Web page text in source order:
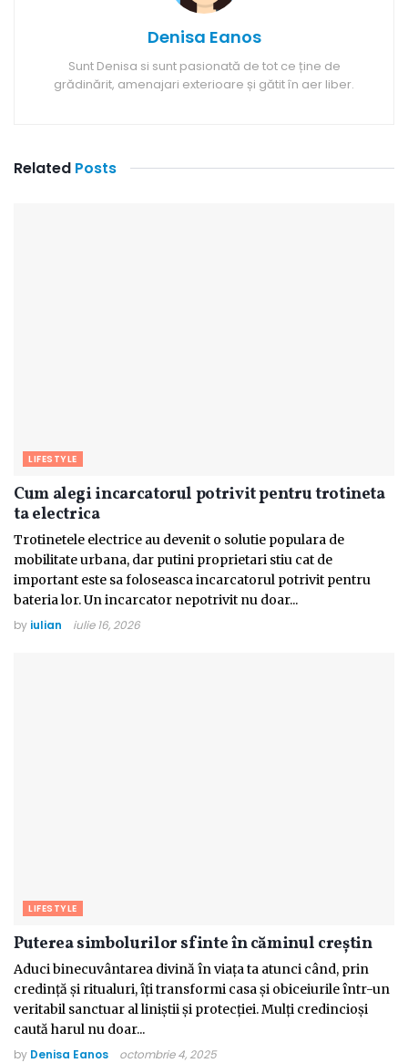
Denisa Eanos
Sunt Denisa si sunt pasionată de tot ce ține de
grădinărit, amenajari exterioare și gătit în aer liber.
Related Posts
LIFESTYLE
Cum alegi incarcatorul potrivit pentru trotineta
ta electrica
Trotinetele electrice au devenit o solutie populara de
mobilitate urbana, dar putini proprietari stiu cat de
important este sa foloseasca incarcatorul potrivit pentru
bateria lor. Un incarcator nepotrivit nu doar...
by iulian iulie 16, 2026
LIFESTYLE
Puterea simbolurilor sfinte în căminul creștin
Aduci binecuvântarea divină în viața ta atunci când, prin
credință și ritualuri, îți transformi casa și obiceiurile într-un
veritabil sanctuar al liniștii și protecției. Mulți credincioși
caută harul nu doar...
by Denisa Eanos octombrie 4, 2025